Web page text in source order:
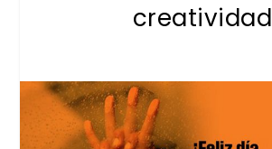
creatividad